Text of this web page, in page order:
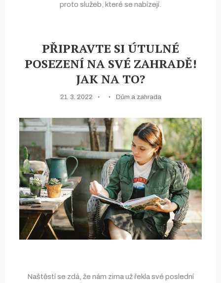
proto služeb, které se nabízejí.
PŘIPRAVTE SI ÚTULNÉ
POSEZENÍ NA SVÉ ZAHRADĚ!
JAK NA TO?
21. 3. 2022 Dům a zahrada
Naštěstí se zdá, že nám zima už řekla své poslední